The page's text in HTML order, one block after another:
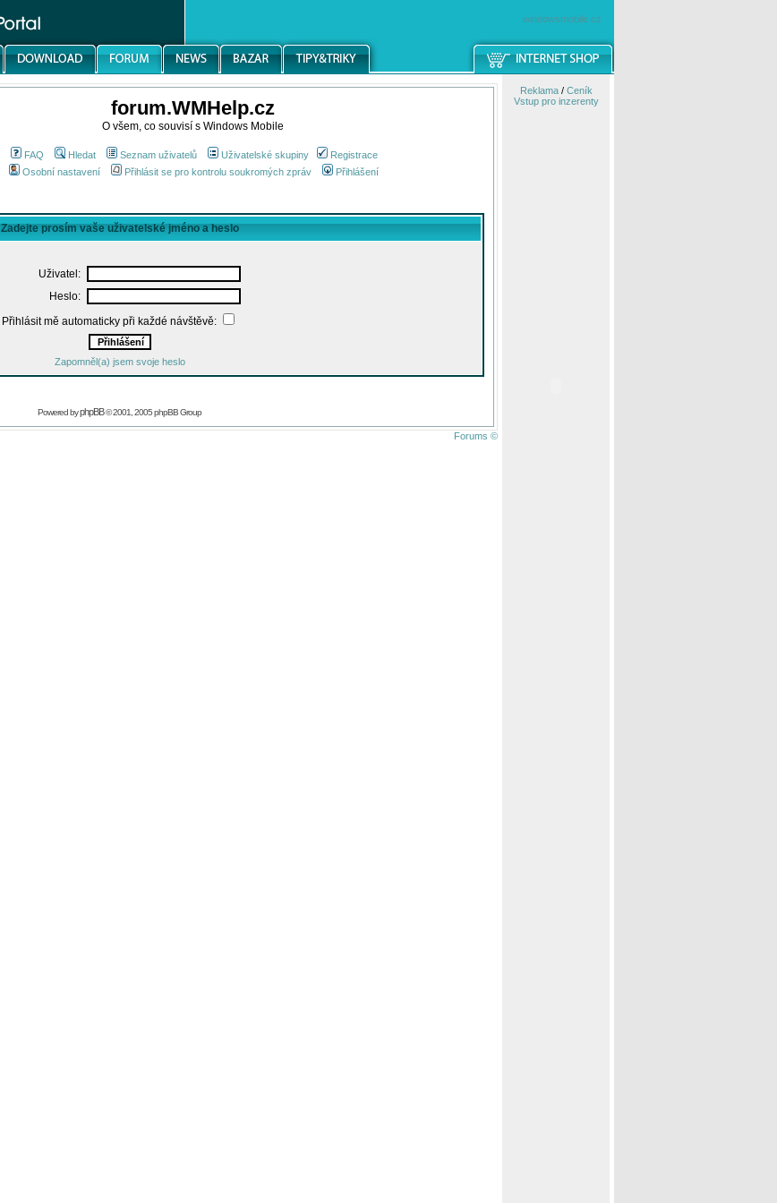
windowsmobile.cz
forum.WMHelp.cz
O všem, co souvisí s Windows Mobile
FAQ Hledat Seznam uživatelů Uživatelské skupiny
Registrace
Osobní nastavení
Přihlásit se pro kontrolu soukromých zpráv Přihlášení
Zadejte prosím vaše uživatelské jméno a heslo
Uživatel:
Heslo:
Přihlásit mě automaticky při každé návštěvě:
Zapomněl(a) jsem svoje heslo
Powered byphpBB© 2001, 2005 phpBB Group
Forums ©
Reklama/ Ceník
Vstup pro inzerenty